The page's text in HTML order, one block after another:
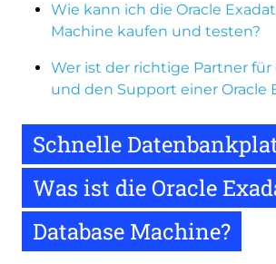
Wie kann ich die Oracle
Machine kaufen und testen?
Wer ist der richtige Partner
und den Support einer Oracle
Schnelle
Was ist die Oracle
Database Machine?